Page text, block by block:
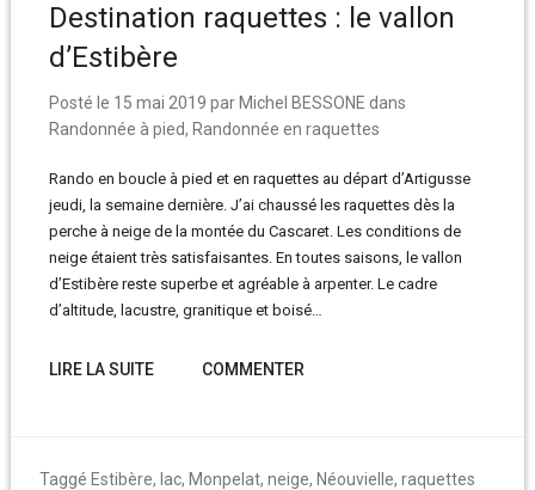
Destination raquettes : le vallon
d’Estibère
Posté le 15 mai 2019 par Michel BESSONE dans
Randonnée à pied, Randonnée en raquettes
Rando en boucle à pied et en raquettes au départ d’Artigusse
jeudi, la semaine dernière. J’ai chaussé les raquettes dès la
perche à neige de la montée du Cascaret. Les conditions de
neige étaient très satisfaisantes. En toutes saisons, le vallon
d’Estibère reste superbe et agréable à arpenter. Le cadre
d’altitude, lacustre, granitique et boisé…
LIRE LA SUITE COMMENTER
Taggé Estibère, lac, Monpelat, neige, Néouvielle, raquettes